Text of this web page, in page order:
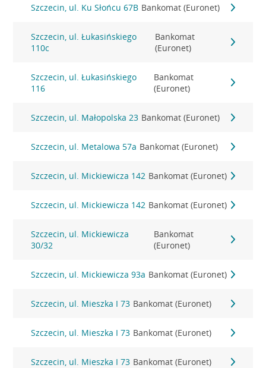
Szczecin, ul. Ku Słońcu 67B Bankomat (Euronet)
Szczecin, ul. Łukasińskiego
110c
Bankomat
(Euronet)
Szczecin, ul. Łukasińskiego
116
Bankomat
(Euronet)
Szczecin, ul. Małopolska 23 Bankomat (Euronet)
Szczecin, ul. Metalowa 57a Bankomat (Euronet)
Szczecin, ul. Mickiewicza 142 Bankomat (Euronet)
Szczecin, ul. Mickiewicza 142 Bankomat (Euronet)
Szczecin, ul. Mickiewicza
30/32
Bankomat
(Euronet)
Szczecin, ul. Mickiewicza 93a Bankomat (Euronet)
Szczecin, ul. Mieszka I 73 Bankomat (Euronet)
Szczecin, ul. Mieszka I 73 Bankomat (Euronet)
Szczecin, ul. Mieszka I 73 Bankomat (Euronet)